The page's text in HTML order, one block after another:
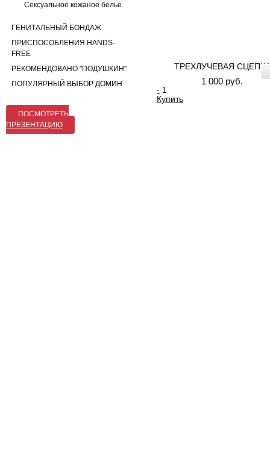
Сексуальное кожаное белье
ГЕНИТАЛЬНЫЙ БОНДАЖ
ПРИСПОСОБЛЕНИЯ HANDS-
FREE
РЕКОМЕНДОВАНО "ПОДУШКИН"
ПОПУЛЯРНЫЙ ВЫБОР ДОМИН
ПОСМОТРЕТЬ
ПРЕЗЕНТАЦИЮ
ТРЕХЛУЧЕВАЯ СЦЕПКА
1 000 руб.
-
Купить